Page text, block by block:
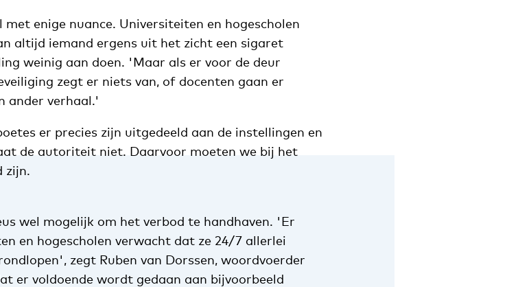
enige nuance. Universiteiten en hogescholen
altijd iemand ergens uit het zicht een sigaret
weinig aan doen. 'Maar als er voor de deur
zegt er niets van, of docenten gaan er
ander verhaal.'
er precies zijn uitgedeeld aan de instellingen en
de autoriteit niet. Daarvoor moeten we bij het
zijn.
wel mogelijk om het verbod te handhaven. 'Er
en hogescholen verwacht dat ze 24/7 allerlei
zegt Ruben van Dorssen, woordvoerder
er voldoende wordt gedaan aan bijvoorbeeld